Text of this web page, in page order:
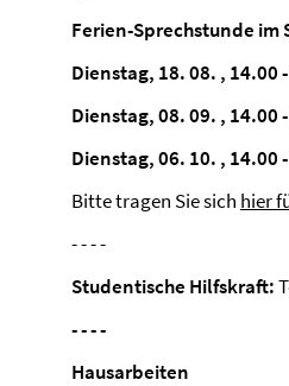
Ferien-Sprechstunde im
Dienstag, 18. 08. , 14.00
Dienstag, 08. 09. , 14.00
Dienstag, 06. 10. , 14.00
Bitte tragen Sie sich hier
- - - -
Studentische Hilfskraft:
- - - -
Hausarbeiten